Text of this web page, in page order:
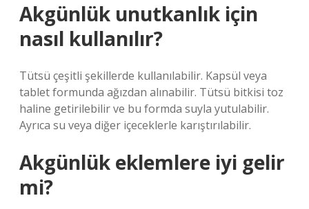
Akgünlük unutkanlık için
nasıl kullanılır?
Tütsü çeşitli şekillerde kullanılabilir. Kapsül veya
tablet formunda ağızdan alınabilir. Tütsü bitkisi toz
haline getirilebilir ve bu formda suyla yutulabilir.
Ayrıca su veya diğer içeceklerle karıştırılabilir.
Akgünlük eklemlere iyi gelir
mi?